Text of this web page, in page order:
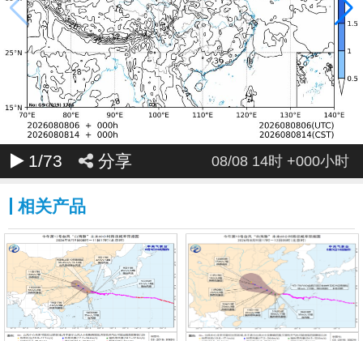
040 041 042 043 044 045 046 047
048 049 050 051 052 053 054 055
056 057 058 059 060 061 063
064 070 071
072
1/73 分享 08/08 14时 +000小时
相关产品